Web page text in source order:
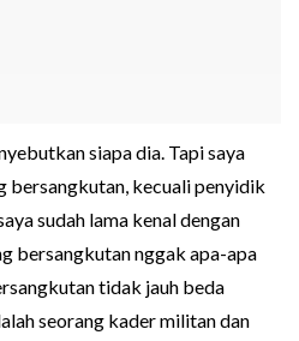
siapa dia. Tapi saya
bersangkutan, kecuali penyidik
sudah lama kenal dengan
bersangkutan nggak apa-apa
tidak jauh beda
seorang kader militan dan